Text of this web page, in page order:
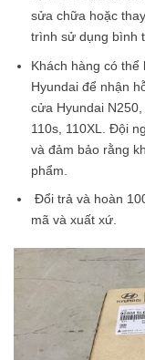
sửa chữa hoặc
trình sử dụng bình
Khách hàng có thể
Hyundai để nhận
cửa Hyundai
110s, 110XL. Đội
và đảm bảo rằng
phẩm.
Đổi trả và hoàn
mã và xuất xứ.